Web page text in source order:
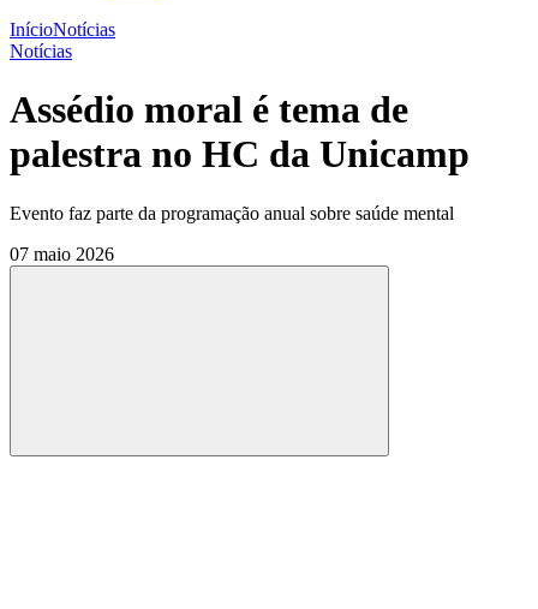
InícioNotícias
Notícias
Assédio moral é tema de
palestra no HC da Unicamp
Evento faz parte da programação anual sobre saúde mental
07 maio 2026
Compartilhar